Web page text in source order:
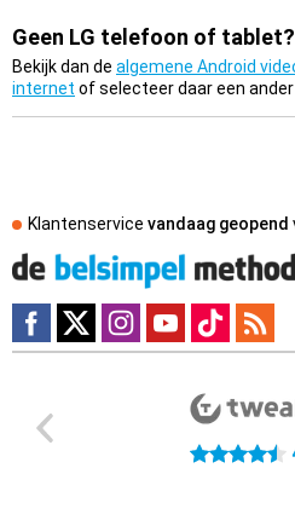
Geen LG telefoon of tablet?
Bekijk dan de algemene Android
internet of selecteer daar een ander
Klantenservice vandaag geopend
4.5 sterren